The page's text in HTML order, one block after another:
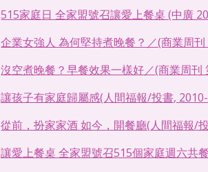
515家庭日 全家盟號召讓愛上餐桌 (中廣
企業女強人 為何堅持煮晚餐？／(商業周
沒空煮晚餐？早餐效果一樣好／(商業周刊
讓孩子有家庭歸屬感(人間福報/投書,
從前，扮家家酒 如今，開餐廳(人間福報/
讓愛上餐桌 全家盟號召515個家庭週六共